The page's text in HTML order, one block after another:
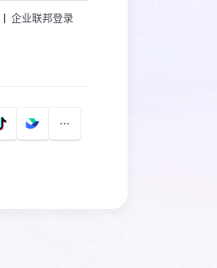
| 企业联邦登录